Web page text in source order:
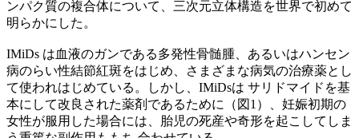
ンパク質の複合体について、三次元立体構造を世界で初めて
明らかにした。
IMiDs は血液のガンである多発性骨髄腫、あるいはハンセン
病のらい性結節紅斑をはじめ、さまざまな病気の治療薬とし
て使われはじめている。しかし、IMiDsは サリドマイドを基
本にして改良された薬剤であるために（図1）、妊娠初期の
女性が服用した場合には、胎児の死産や奇形を起こしてしま